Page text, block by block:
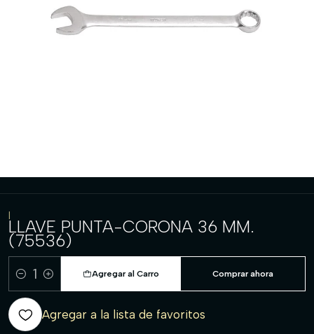
|
LLAVE PUNTA-CORONA 36 MM.
(75536)
Cantidad
Agregar al Carro Comprar ahora
Agregar a la lista de favoritos